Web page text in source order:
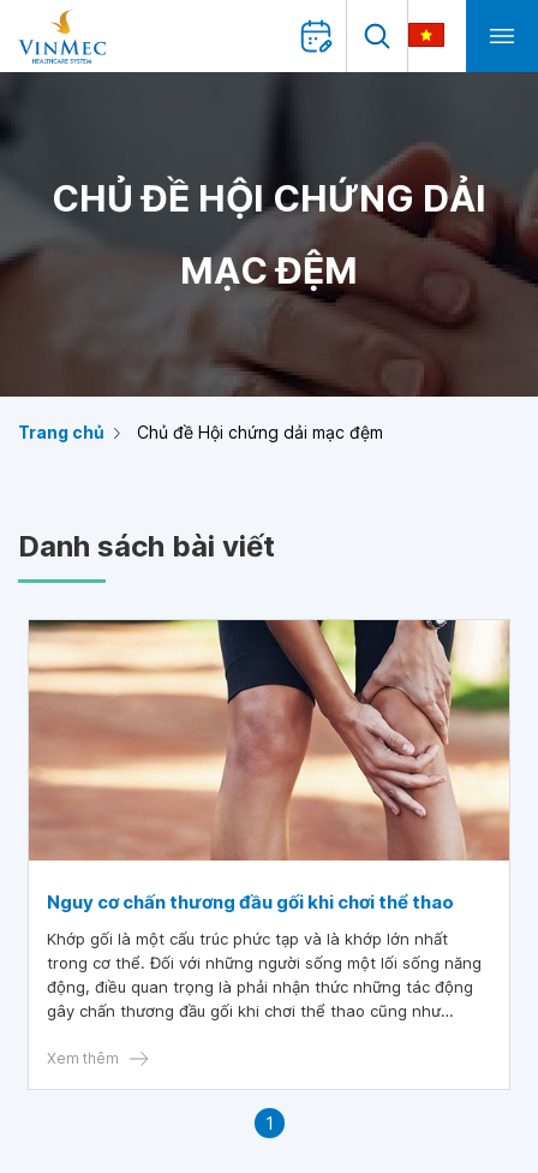
CHỦ ĐỀ HỘI CHỨNG DẢI
MẠC ĐỆM
Trang chủ Chủ đề Hội chứng dải mạc đệm
Danh sách bài viết
Nguy cơ chấn thương đầu gối khi chơi thể thao
Khớp gối là một cấu trúc phức tạp và là khớp lớn nhất
trong cơ thể. Đối với những người sống một lối sống năng
động, điều quan trọng là phải nhận thức những tác động
gây chấn thương đầu gối khi chơi thể thao cũng như
Xem thêm
1